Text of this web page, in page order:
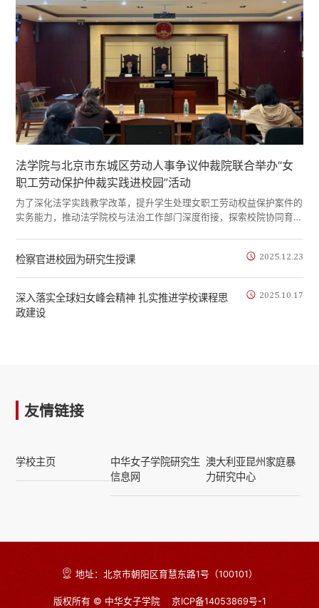
法学院与北京市东城区劳动人事争议仲裁院联合举办“女
职工劳动保护仲裁实践进校园”活动
为了深化法学实践教学改革，提升学生处理女职工劳动权益保护案件的
实务能力，推动法学院校与法治工作部门深度衔接，探索校院协同育人
中华女子学院副院长韩燕、东城区劳动人事仲裁院院长张海燕、法学院
检察官进校园为研究生授课 2025.12.23
深入落实全球妇女峰会精神 扎实推进学校课程思
政建设
2025.10.17
友情链接
学校主页
中华女子学院研究生
信息网
澳大利亚昆州家庭暴
力研究中心
地址：北京市朝阳区育慧东路1号（100101）
版权所有 © 中华女子学院 京ICP备14053869号-1